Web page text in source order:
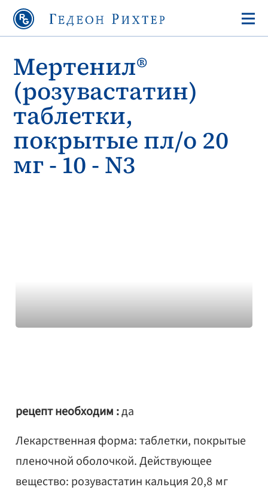
Мертенил®
(розувастатин)
таблетки,
покрытые пл/о 20
мг - 10 - N3
рецепт необходим :да
Лекарственная форма: таблетки, покрытые
пленочной оболочкой. Действующее
вещество: розувастатин кальция 20,8 мг